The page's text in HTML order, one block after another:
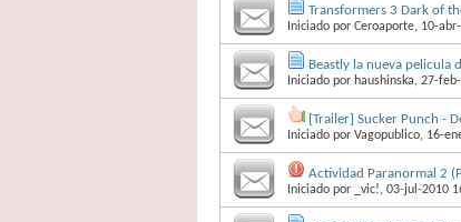
Transformers 3 Dark of
Iniciado por Ceroaporte, 10-
Beastly la nueva pelicula
Iniciado por haushinska, 27-
[Trailer] Sucker Punch -
Iniciado por Vagopublico, 16-
Actividad Paranormal 2
Iniciado por _vic!, 03-jul-2010